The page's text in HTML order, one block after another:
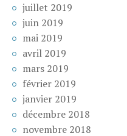
juillet 2019
juin 2019
mai 2019
avril 2019
mars 2019
février 2019
janvier 2019
décembre 2018
novembre 2018